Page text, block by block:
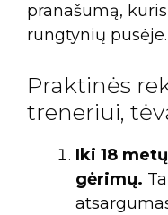
pranašumą,
rungtynių pusėje.
Praktinės
treneriui,
Iki 18
gėrimų.